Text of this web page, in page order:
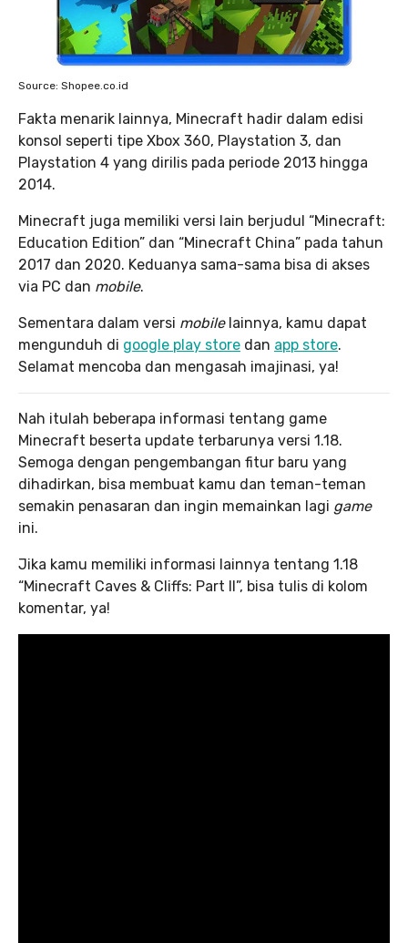
Source: Shopee.co.id
Fakta menarik lainnya, Minecraft hadir dalam edisi
konsol seperti tipe Xbox 360, Playstation 3, dan
Playstation 4 yang dirilis pada periode 2013 hingga
2014.
Minecraft juga memiliki versi lain berjudul “Minecraft:
Education Edition” dan “Minecraft China” pada tahun
2017 dan 2020. Keduanya sama-sama bisa di akses
via PC dan mobile.
Sementara dalam versi mobilelainnya, kamu dapat
mengunduh di google play store dan app store.
Selamat mencoba dan mengasah imajinasi, ya!
Nah itulah beberapa informasi tentang game
Minecraft beserta update terbarunya versi 1.18.
Semoga dengan pengembangan fitur baru yang
dihadirkan, bisa membuat kamu dan teman-teman
semakin penasaran dan ingin memainkan lagi game
ini.
Jika kamu memiliki informasi lainnya tentang 1.18
“Minecraft Caves & Cliffs: Part II”, bisa tulis di kolom
komentar, ya!